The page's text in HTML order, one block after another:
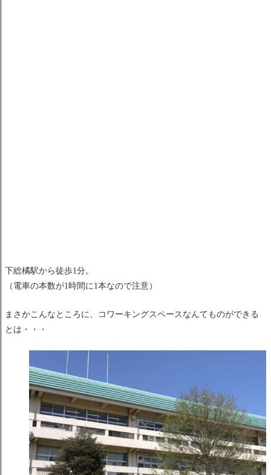
下総橘駅から徒歩1分。
（電車の本数が1時間に1本なので注意）
まさかこんなところに、コワーキングスペースなんてものができる
とは・・・